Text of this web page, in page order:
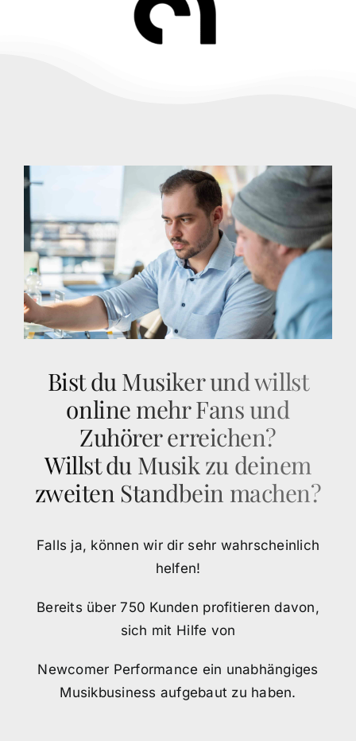
Bist du Musiker und willst
online mehr Fans und
Zuhörer erreichen?
Willst du Musik zu deinem
zweiten Standbein machen?
Falls ja, können wir dir sehr wahrscheinlich
helfen!
Bereits über 750 Kunden profitieren davon,
sich mit Hilfe von
Newcomer Performance ein unabhängiges
Musikbusiness aufgebaut zu haben.